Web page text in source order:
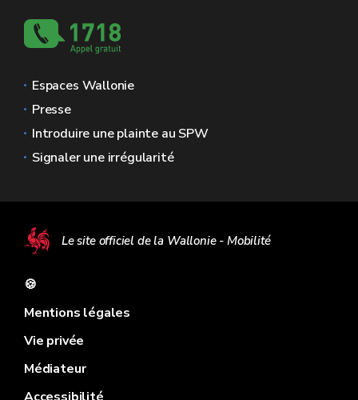
Espaces Wallonie
Presse
Introduire une plainte au SPW
Signaler une irrégularité
Le site officiel de la Wallonie - Mobilité
🍪
Mentions légales
Vie privée
Médiateur